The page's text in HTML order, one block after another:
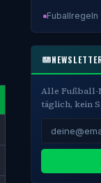
Fuballregeln
Alle Fußball-
täglich, kein